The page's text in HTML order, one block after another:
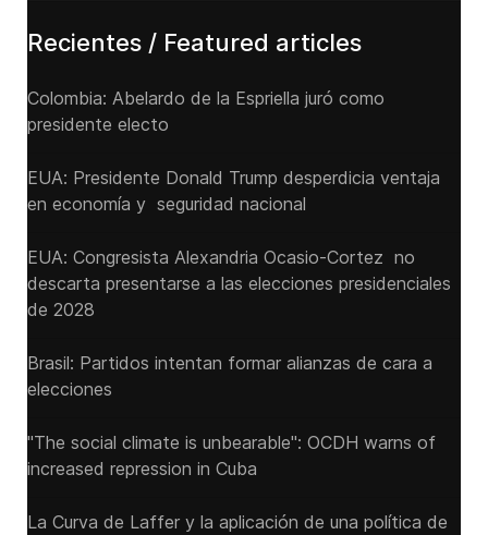
Recientes / Featured articles
Colombia: Abelardo de la Espriella juró como
presidente electo
EUA: Presidente Donald Trump desperdicia ventaja
en economía y seguridad nacional
EUA: Congresista Alexandria Ocasio-Cortez no
descarta presentarse a las elecciones presidenciales
de 2028
Brasil: Partidos intentan formar alianzas de cara a
elecciones
"The social climate is unbearable": OCDH warns of
increased repression in Cuba
La Curva de Laffer y la aplicación de una política de